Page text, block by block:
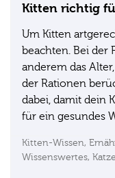
Kitten richtig
Um Kitten
beachten. Bei der
anderem das
der Rationen
dabei, damit dein
für ein gesundes
Kitten-Wissen,
Wissenswertes, Katze